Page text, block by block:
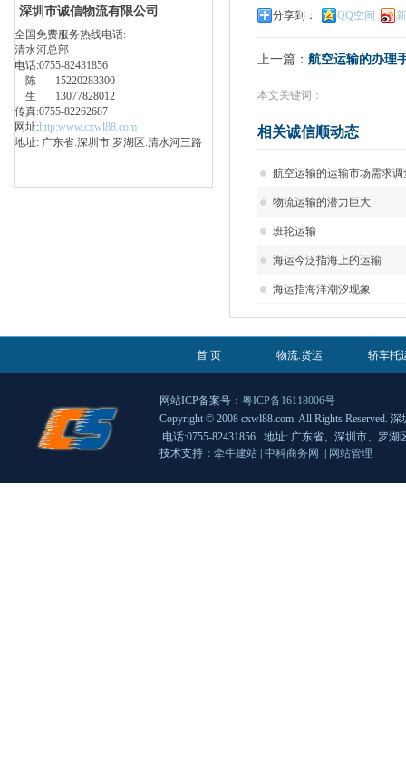
深圳市诚信物流有限公司
全国免费服务热线电话:
清水河总部
电话:0755-82431856
陈 15220283300
生 13077828012
传真:0755-82262687
网址:http:www.cxwl88.com
地址: 广东省.深圳市.罗湖区.清水河三路
分享到： QQ空间
上一篇： 航空运输的办理
本文关键词：
相关诚信顺动态
航空运输的运输市场需求调
物流运输的潜力巨大
班轮运输
海运今泛指海上的运输
海运指海洋潮汐现象
首 页 物流.货运 轿车托
网站ICP备案号： 粤ICP备16118006号
Copyright © 2008 cxwl88.com. All Rights Reserved.
电话:0755-82431856 地址: 广东省、深圳市、罗湖
技术支持： 牵牛建站 | 中科商务网 | 网站管理